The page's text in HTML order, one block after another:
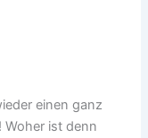
einen ganz
Woher ist denn